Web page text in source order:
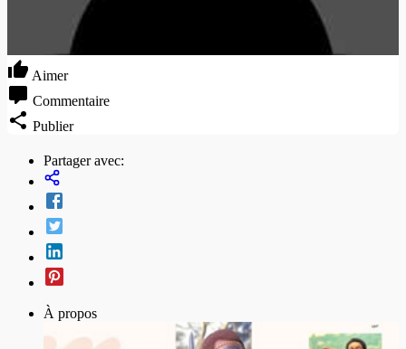
Aimer
Commentaire
Publier
Partager avec:
À propos